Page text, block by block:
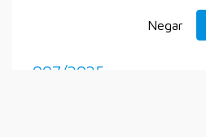
007/2025
Negar